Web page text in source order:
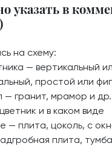
указать в
на схему:
— вертикальный
простой или
— гранит, мрамор и др.
и в каком виде
— плита, цоколь, с
плита, тумба